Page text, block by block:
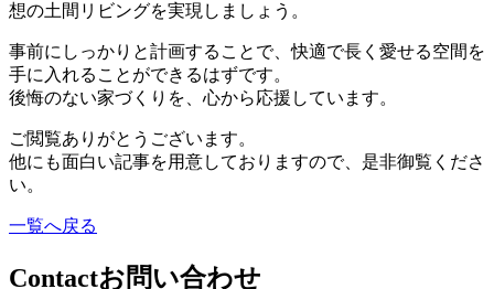
想の土間リビングを実現しましょう。
事前にしっかりと計画することで、快適で長く愛せる空間を
手に入れることができるはずです。
後悔のない家づくりを、心から応援しています。
ご閲覧ありがとうございます。
他にも面白い記事を用意しておりますので、是非御覧くださ
い。
一覧へ戻る
Contactお問い合わせ